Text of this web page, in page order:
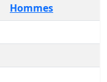
Hommes